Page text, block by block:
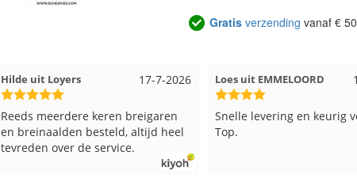
Gratisverzending vanaf €
12-7-2026
Loes uit EMMELOORD
Snelle levering en keurig verpakt.
Top.
Nell uit Beuningen
Goed verpakt en